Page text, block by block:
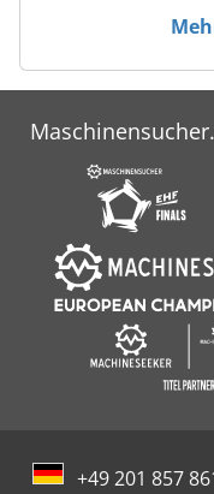
+49 201 857